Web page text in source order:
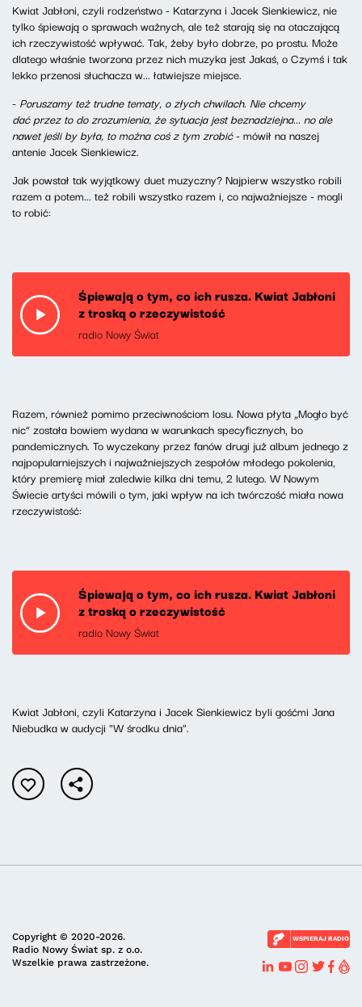
Kwiat Jabłoni, czyli rodzeństwo - Katarzyna i Jacek Sienkiewicz, nie
tylko śpiewają o sprawach ważnych, ale też starają się na otaczającą
ich rzeczywistość wpływać. Tak, żeby było dobrze, po prostu. Może
dlatego właśnie tworzona przez nich muzyka jest Jakaś, o Czymś i tak
lekko przenosi słuchacza w... łatwiejsze miejsce.
- Poruszamy też trudne tematy, o złych chwilach. Nie chcemy
dać przez to do zrozumienia, że sytuacja jest beznadziejna... no ale
nawet jeśli by była, to można coś z tym zrobić- mówił na naszej
antenie Jacek Sienkiewicz.
Jak powstał tak wyjątkowy duet muzyczny? Najpierw wszystko robili
razem a potem... też robili wszystko razem i, co najważniejsze - mogli
to robić:
Śpiewają o tym, co ich rusza. Kwiat Jabłoni
z troską o rzeczywistość
radio Nowy Świat
Razem, również pomimo przeciwnościom losu. Nowa płyta „Mogło być
nic” została bowiem wydana w warunkach specyficznych, bo
pandemicznych. To wyczekany przez fanów drugi już album jednego z
najpopularniejszych i najważniejszych zespołów młodego pokolenia,
który premierę miał zaledwie kilka dni temu, 2 lutego. W Nowym
Świecie artyści mówili o tym, jaki wpływ na ich twórczość miała nowa
rzeczywistość:
Śpiewają o tym, co ich rusza. Kwiat Jabłoni
z troską o rzeczywistość
radio Nowy Świat
Kwiat Jabłoni, czyli Katarzyna i Jacek Sienkiewicz byli gośćmi Jana
Niebudka w audycji "W środku dnia".
Copyright © 2020-2026.
Radio Nowy Świat sp. z o.o.
Wszelkie prawa zastrzeżone.
WSPIERAJ RADIO